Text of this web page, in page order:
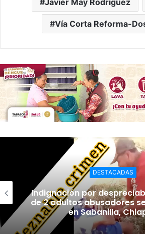
Javier May Rodríguez
Vía Corta Reforma-
DESTACADAS
Indignación por
de 2 adultos abusadores
en Sabanilla,